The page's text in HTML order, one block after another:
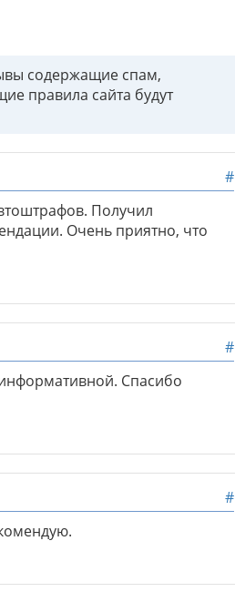
содержащие спам,
правила сайта будут
#
Получил
Очень приятно, что
#
Спасибо
#